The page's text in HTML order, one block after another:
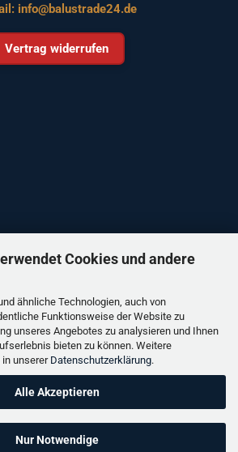
Cookies und andere
ähnliche Technologien, auch von
Funktionsweise der Website zu
unseres Angebotes zu analysieren und Ihnen
bieten zu können. Weitere
in unserer Datenschutzerklärung.
Alle Akzeptieren
Nur Notwendige
info@balustrade24.de
Vertrag widerrufen